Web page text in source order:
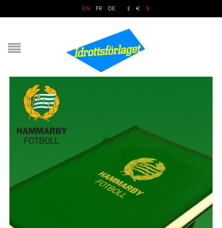
EN FR DE £ € $